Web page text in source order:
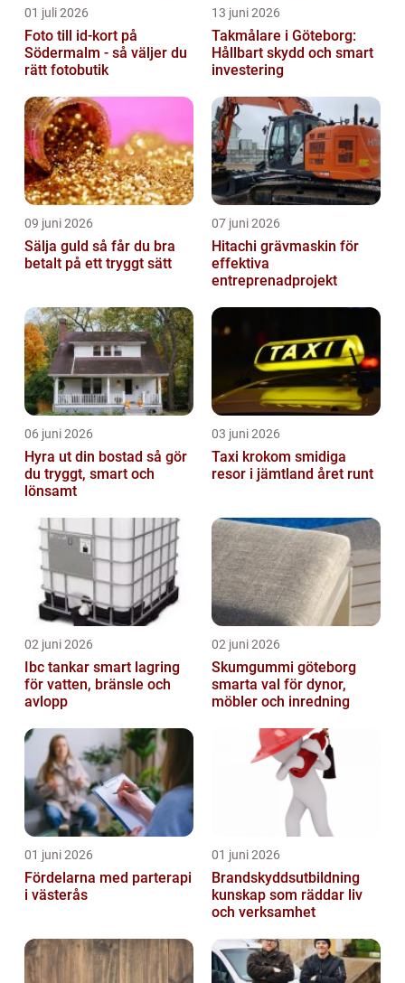
01 juli 2026
Foto till id-kort på
Södermalm - så väljer du
rätt fotobutik
13 juni 2026
Takmålare i Göteborg:
Hållbart skydd och smart
investering
09 juni 2026
Sälja guld så får du bra
betalt på ett tryggt sätt
07 juni 2026
Hitachi grävmaskin för
effektiva
entreprenadprojekt
06 juni 2026
Hyra ut din bostad så gör
du tryggt, smart och
lönsamt
03 juni 2026
Taxi krokom smidiga
resor i jämtland året runt
02 juni 2026
Ibc tankar smart lagring
för vatten, bränsle och
avlopp
02 juni 2026
Skumgummi göteborg
smarta val för dynor,
möbler och inredning
01 juni 2026
Fördelarna med parterapi
i västerås
01 juni 2026
Brandskyddsutbildning
kunskap som räddar liv
och verksamhet